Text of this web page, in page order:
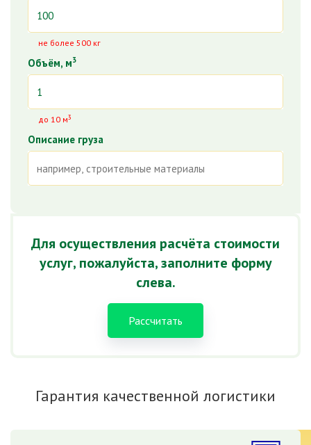
не более 500 кг
Объём, м3
до 10 м3
Описание груза
Для осуществления расчёта стоимости
услуг, пожалуйста, заполните форму
слева.
Рассчитать
Гарантия качественной логистики